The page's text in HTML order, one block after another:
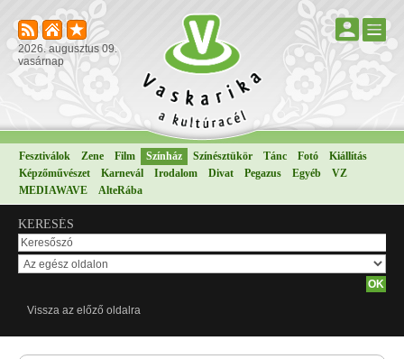
2026. augusztus 09.
vasárnap
Fesztiválok Zene Film Színház Színésztükör Tánc Fotó
Kiállítás
Képzőművészet
Karnevál Irodalom Divat Pegazus Egyéb
VZ
MEDIAWAVE
AlteRába
KERESÉS
Vissza az előző oldalra